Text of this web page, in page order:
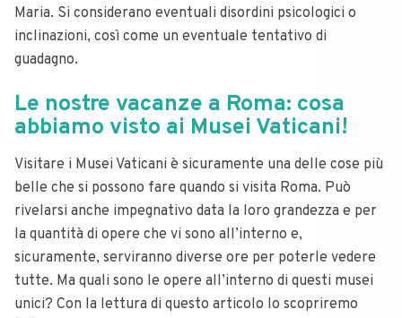
Maria. Si considerano eventuali disordini psicologici o
inclinazioni, così come un eventuale tentativo di
guadagno.
Le nostre vacanze a Roma: cosa
abbiamo visto ai Musei Vaticani!
Visitare i Musei Vaticani è sicuramente una delle cose più
belle che si possono fare quando si visita Roma. Può
rivelarsi anche impegnativo data la loro grandezza e per
la quantità di opere che vi sono all’interno e,
sicuramente, serviranno diverse ore per poterle vedere
tutte. Ma quali sono le opere all’interno di questi musei
unici? Con la lettura di questo articolo lo scopriremo